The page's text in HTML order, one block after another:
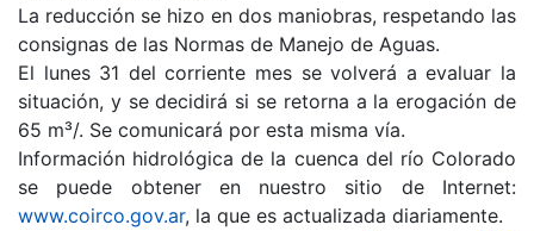
La reducción se hizo en dos maniobras, respetando las
consignas de las Normas de Manejo de Aguas.
El lunes 31 del corriente mes se volverá a evaluar la
situación, y se decidirá si se retorna a la erogación de
65 m³/. Se comunicará por esta misma vía.
Información hidrológica de la cuenca del río Colorado
se puede obtener en nuestro sitio de Internet:
www.coirco.gov.ar, la que es actualizada diariamente.